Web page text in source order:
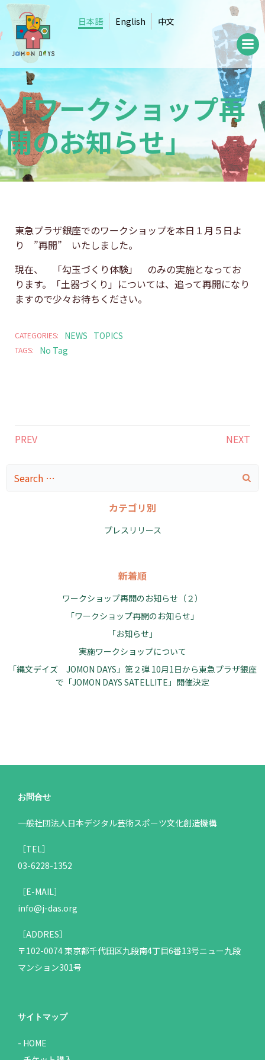
ン
へ
キ
English
日本語 中文
「ワークショップ再
開のお知らせ」
東急プラザ銀座でのワークショップを本日１月５日よ
り ”再開” いたしました。
現在、 「勾玉づくり体験」 のみの実施となってお
ります。「土器づくり」については、追って再開になり
ますので少々お待ちください。
CATEGORIES: NEWS TOPICS
TAGS: No Tag
投
ナ
PREV
ゲ
ー
ン
NEXT
Search
for:
カテゴリ別
プレスリリース
新着順
ワークショップ再開のお知らせ（２）
「ワークショップ再開のお知らせ」
「お知らせ」
実施ワークショップについて
「縄文デイズ JOMON DAYS」第２弾 10月1日から東急プラザ銀座
で「JOMON DAYS SATELLITE」開催決定
お問合せ
一般社団法人日本デジタル芸術スポーツ文化創造機構
［TEL］
03-6228-1352
［E-MAIL］
info@j-das.org
［ADDRES］
〒102-0074 東京都千代田区九段南4丁目6番13号ニュー九段
マンション301号
サイトマップ
HOME